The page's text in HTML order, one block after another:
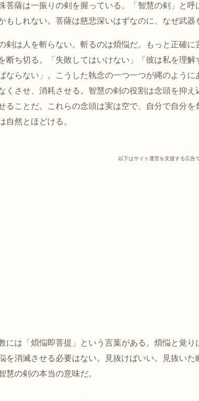
菩薩は一振りの剣を握っている。「智慧の剣」と
もしれない。菩薩は慈悲深いはずなのに、なぜ武器
剣は人を斬らない。斬るのは煩悩だ。もっと正確
断ち切る。「失敗してはいけない」「彼は私を理
ならない」。こうした執念の一つ一つが縄のよう
くさせ、消耗させる。智慧の剣の役割は念頭を抑
ることだ。これらの念頭は実は空で、自分で自分を
自然とほどける。
以下はサイト運営を支援する広告
には「煩悩即菩提」という言葉がある。煩悩と覚り
を消滅させる必要はない。見抜けばいい。見抜い
慧の剣の本当の意味だ。